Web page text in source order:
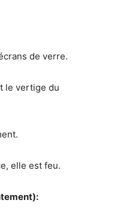
de verre.
le vertige du
elle est feu.